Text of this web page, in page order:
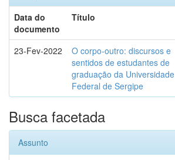
Data do
documento
Título
23-Fev-2022
O corpo-outro: discursos e
sentidos de estudantes de
graduação da Universidade
Federal de Sergipe
Busca facetada
Assunto